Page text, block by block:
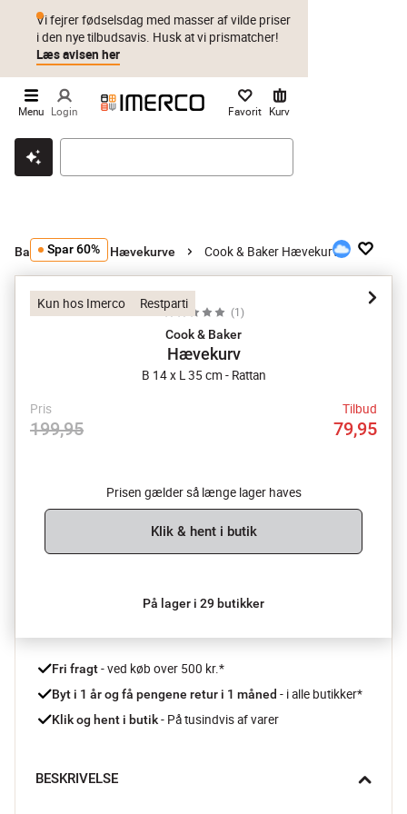
Klik & hent Byt i 1 år Prismatch
Vi fejrer fødselsdag med masser af vilde priser
i den nye tilbudsavis. Husk at vi prismatcher!
Læs avisen her
Menu Login Favorit Kurv
Bageudstyr Hævekurve Cook & Baker Hævekurv
Kun hos Imerco Restparti
Spar 60%
(1 )
Cook & Baker
Hævekurv
B 14 x L 35 cm - Rattan
Pris
199,95
Tilbud
79,95
Prisen gælder så længe lager haves
Klik & hent i butik
På lager i 29 butikker
Fri fragt - ved køb over 500 kr.*
Byt i 1 år og få pengene retur i 1 måned - i alle butikker*
Klik og hent i butik - På tusindvis af varer
BESKRIVELSE